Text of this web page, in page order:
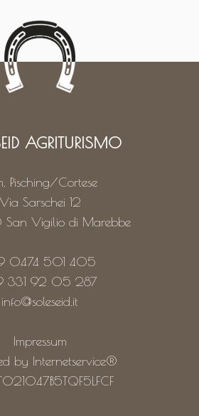
AGRITURISMO
Pisching/Cortese
Via Sarschei 12
San Vigilio di Marebbe
0474 501 405
331 92 05 287
info@soleseid.it
Impressum
by Internetservice®